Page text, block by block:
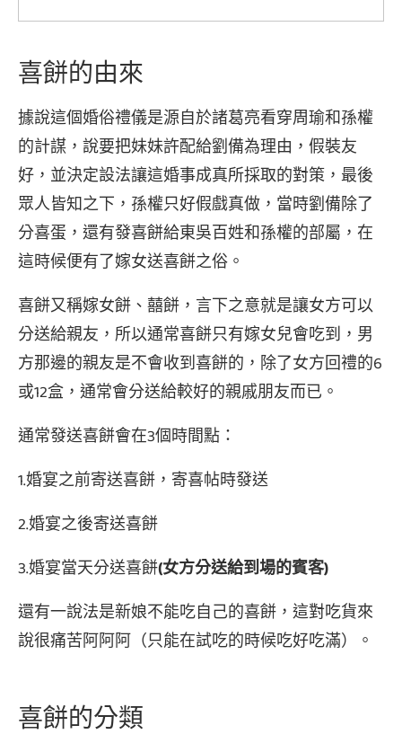
喜餅的由來
據說這個婚俗禮儀是源自於諸葛亮看穿周瑜和孫權
的計謀，說要把妹妹許配給劉備為理由，假裝友
好，並決定設法讓這婚事成真所採取的對策，最後
眾人皆知之下，孫權只好假戲真做，當時劉備除了
分喜蛋，還有發喜餅給東吳百姓和孫權的部屬，在
這時候便有了嫁女送喜餅之俗。
喜餅又稱嫁女餅、囍餅，言下之意就是讓女方可以
分送給親友，所以通常喜餅只有嫁女兒會吃到，男
方那邊的親友是不會收到喜餅的，除了女方回禮的6
或12盒，通常會分送給較好的親戚朋友而已。
通常發送喜餅會在3個時間點：
1.婚宴之前寄送喜餅，寄喜帖時發送
2.婚宴之後寄送喜餅
3.婚宴當天分送喜餅(女方分送給到場的賓客)
還有一說法是新娘不能吃自己的喜餅，這對吃貨來
說很痛苦阿阿阿（只能在試吃的時候吃好吃滿）。
喜餅的分類